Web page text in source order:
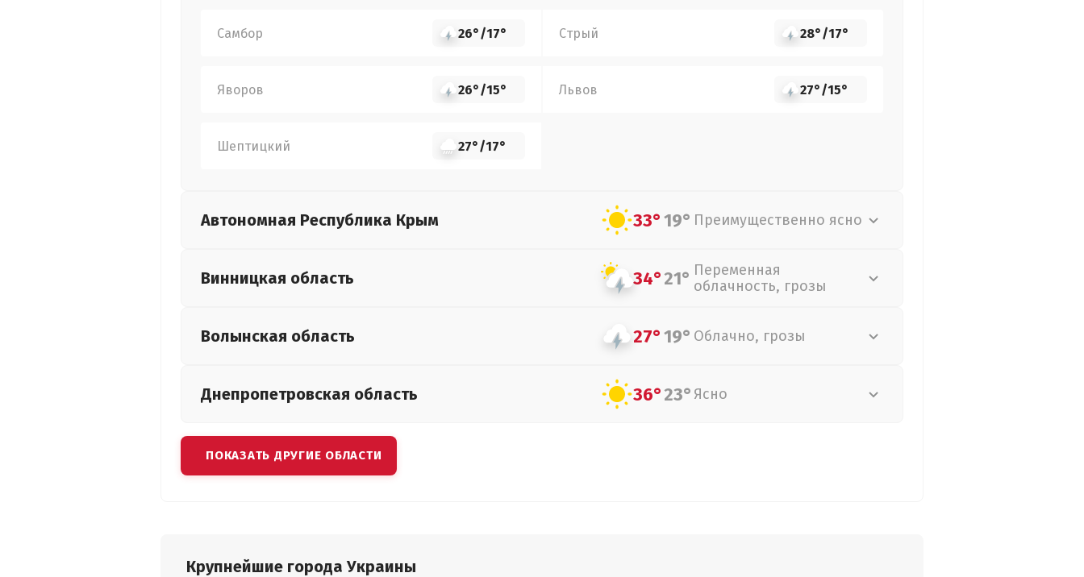
Самбор 26°/17° Стрый 28°/17°
Яворов 26°/15° Львов 27°/15°
Шептицкий 27°/17°
Автономная Республика Крым 33°19° Преимущественно ясно
Винницкая область 34°21° Переменная
облачность, грозы
Волынская область 27°19° Облачно, грозы
Днепропетровская область 36°23° Ясно
ПОКАЗАТЬ ДРУГИЕ ОБЛАСТИ
Крупнейшие города Украины